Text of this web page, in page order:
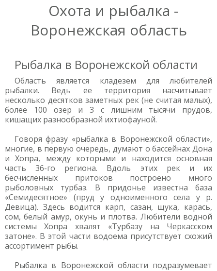
Охота и рыбалка -
Воронежская область
Рыбалка в Воронежской области
Область является кладезем для любителей
рыбалки. Ведь ее территория насчитывает
несколько десятков заметных рек (не считая малых),
более 100 озер и 3 с лишним тысячи прудов,
кишащих разнообразной ихтиофауной.
Говоря фразу «рыбалка в Воронежской области»,
многие, в первую очередь, думают о бассейнах Дона
и Хопра, между которыми и находится основная
часть 36-го региона. Вдоль этих рек и их
бесчисленных притоков построено много
рыболовных турбаз. В придонье известна база
«Семидесятное» (пруд у одноименного села у р.
Девица). Здесь водится карп, сазан, щука, карась,
сом, белый амур, окунь и плотва. Любители водной
системы Хопра хвалят «Турбазу на Черкасском
затоне». В этой части водоема присутствует схожий
ассортимент рыбы.
Рыбалка в Воронежской области подразумевает